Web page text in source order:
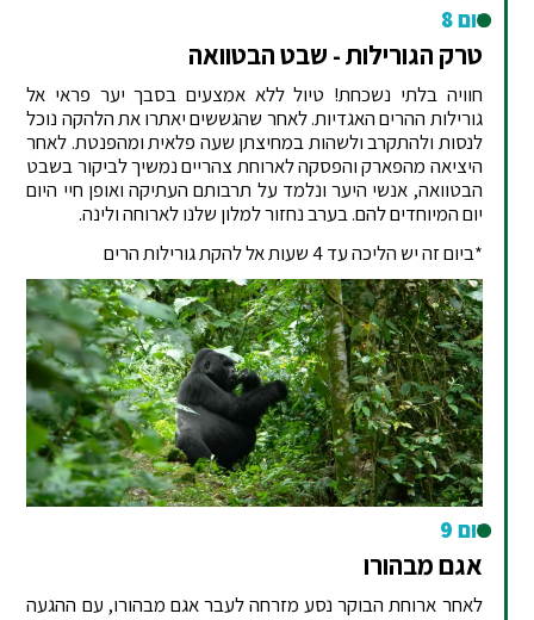
יום 8
טרק הגורילות - שבט הבטוואה
חוויה בלתי נשכחת! טיול ללא אמצעים בסבך יער פראי אל
גורילות ההרים האגדיות. לאחר שהגששים יאתרו את הלהקה נוכל
לנסות ולהתקרב ולשהות במחיצתן שעה פלאית ומהפנטת. לאחר
היציאה מהפארק והפסקה לארוחת צהריים נמשיך לביקור בשבט
הבטוואה, אנשי היער ונלמד על תרבותם העתיקה ואופן חיי היום
יום המיוחדים להם. בערב נחזור למלון שלנו לארוחה ולינה.
*ביום זה יש הליכה עד 4 שעות אל להקת גורילות הרים
יום 9
אגם מבהורו
לאחר ארוחת הבוקר נסע מזרחה לעבר אגם מבהורו, עם ההגעה